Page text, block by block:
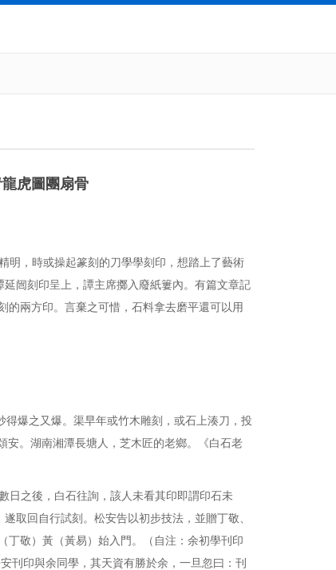
虎圖團扇骨
，時或操起篆刻的刀學學刻印，想踏上了藝術
闿刻印呈上，譚主席擲入廢紙簍內。有篇文章記
的兩方印。言棄之可惜，石料拿去磨平還可以用
爆之又爆。渠早年或竹木雕刻，或石上湊刀，投
。湖南湘潭長塘人，芝木匠的老鄉。《白石老
之後，白石往詢，該人未看其印即謂印石未
取回自行試刻。松安告以初步技法，並贈丁敬、
丁敬）黃（黃易）始入門。（自注：余初學刊印
刊印與余同學，其天資有勝於余，一旦忽曰：刊